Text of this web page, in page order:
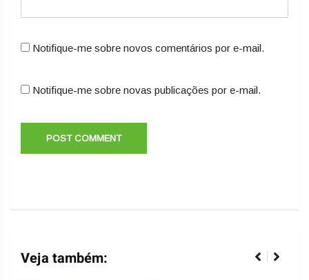
Notifique-me sobre novos comentários por e-mail.
Notifique-me sobre novas publicações por e-mail.
Veja também: